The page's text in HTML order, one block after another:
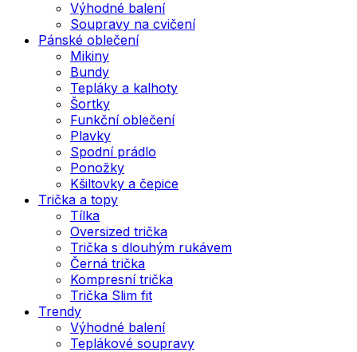
Výhodné balení
Soupravy na cvičení
Pánské oblečení
Mikiny
Bundy
Tepláky a kalhoty
Šortky
Funkční oblečení
Plavky
Spodní prádlo
Ponožky
Kšiltovky a čepice
Trička a topy
Tílka
Oversized trička
Trička s dlouhým rukávem
Černá trička
Kompresní trička
Trička Slim fit
Trendy
Výhodné balení
Teplákové soupravy